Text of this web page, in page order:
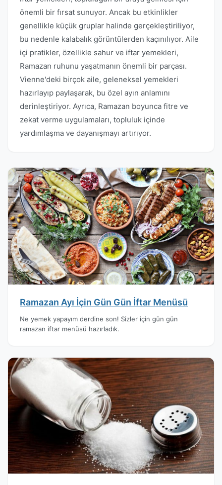
önemli bir fırsat sunuyor. Ancak bu etkinlikler
genellikle küçük gruplar halinde gerçekleştiriliyor,
bu nedenle kalabalık görüntülerden kaçınılıyor. Aile
içi pratikler, özellikle sahur ve iftar yemekleri,
Ramazan ruhunu yaşatmanın önemli bir parçası.
Vienne'deki birçok aile, geleneksel yemekleri
hazırlayıp paylaşarak, bu özel ayın anlamını
derinleştiriyor. Ayrıca, Ramazan boyunca fitre ve
zekat verme uygulamaları, topluluk içinde
yardımlaşma ve dayanışmayı artırıyor.
Ramazan Ayı İçin Gün Gün İftar Menüsü
Ne yemek yapayım derdine son! Sizler için gün gün
ramazan iftar menüsü hazırladık.